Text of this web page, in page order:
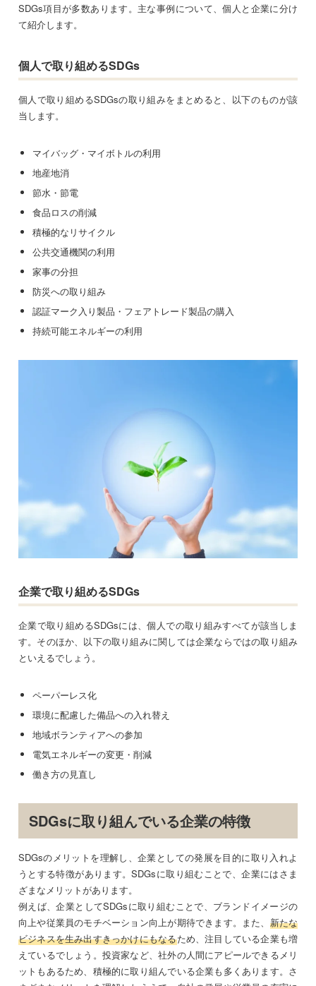
SDGs項目が多数あります。主な事例について、個人と企業に分け
て紹介します。
個人で取り組めるSDGs
個人で取り組めるSDGsの取り組みをまとめると、以下のものが該
当します。
マイバッグ・マイボトルの利用
地産地消
節水・節電
食品ロスの削減
積極的なリサイクル
公共交通機関の利用
家事の分担
防災への取り組み
認証マーク入り製品・フェアトレード製品の購入
持続可能エネルギーの利用
企業で取り組めるSDGs
企業で取り組めるSDGsには、個人での取り組みすべてが該当しま
す。そのほか、以下の取り組みに関しては企業ならではの取り組み
といえるでしょう。
ペーパーレス化
環境に配慮した備品への入れ替え
地域ボランティアへの参加
電気エネルギーの変更・削減
働き方の見直し
SDGsに取り組んでいる企業の特徴
SDGsのメリットを理解し、企業としての発展を目的に取り入れよ
うとする特徴があります。SDGsに取り組むことで、企業にはさま
ざまなメリットがあります。
例えば、企業としてSDGsに取り組むことで、ブランドイメージの
向上や従業員のモチベーション向上が期待できます。また、 新たな
ビジネスを生み出すきっかけにもなるため、注目している企業も増
えているでしょう。投資家など、社外の人間にアピールできるメリ
ットもあるため、積極的に取り組んでいる企業も多くあります。さ